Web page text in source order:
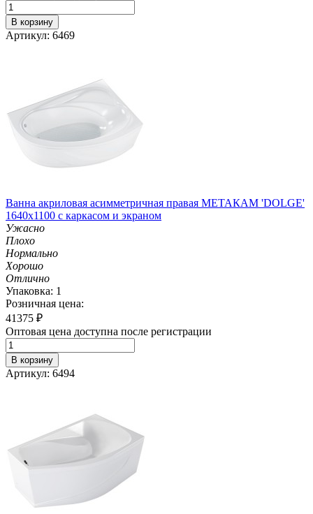
В корзину
Артикул: 6469
Ванна акриловая асимметричная правая МЕТАКАМ 'DOLGE'
1640х1100 с каркасом и экраном
Ужасно
Плохо
Нормально
Хорошо
Отлично
Упаковка: 1
Розничная цена:
41375 ₽
Оптовая цена доступна после регистрации
В корзину
Артикул: 6494